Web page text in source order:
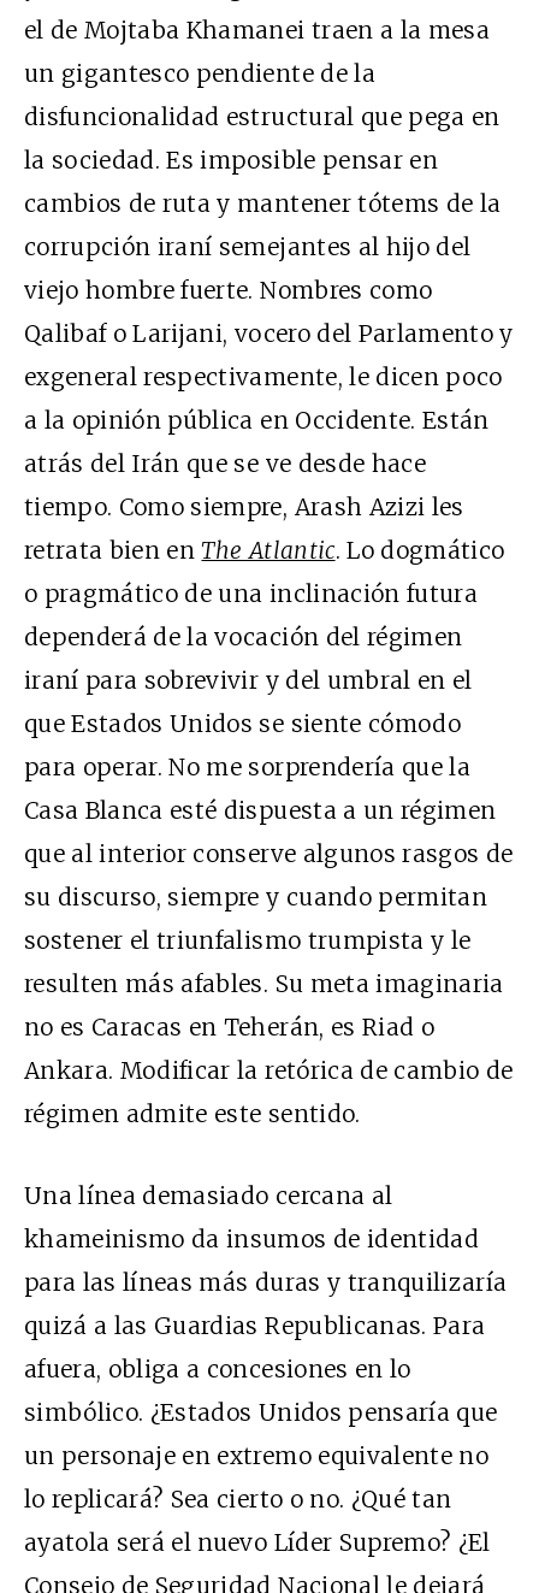
el de Mojtaba Khamanei traen a la mesa
un gigantesco pendiente de la
disfuncionalidad estructural que pega en
la sociedad. Es imposible pensar en
cambios de ruta y mantener tótems de la
corrupción iraní semejantes al hijo del
viejo hombre fuerte. Nombres como
Qalibaf o Larijani, vocero del Parlamento y
exgeneral respectivamente, le dicen poco
a la opinión pública en Occidente. Están
atrás del Irán que se ve desde hace
tiempo. Como siempre, Arash Azizi les
retrata bien enThe Atlantic. Lo dogmático
o pragmático de una inclinación futura
dependerá de la vocación del régimen
iraní para sobrevivir y del umbral en el
que Estados Unidos se siente cómodo
para operar. No me sorprendería que la
Casa Blanca esté dispuesta a un régimen
que al interior conserve algunos rasgos de
su discurso, siempre y cuando permitan
sostener el triunfalismo trumpista y le
resulten más afables. Su meta imaginaria
no es Caracas en Teherán, es Riad o
Ankara. Modificar la retórica de cambio de
régimen admite este sentido.
Una línea demasiado cercana al
khameinismo da insumos de identidad
para las líneas más duras y tranquilizaría
quizá a las Guardias Republicanas. Para
afuera, obliga a concesiones en lo
simbólico. ¿Estados Unidos pensaría que
un personaje en extremo equivalente no
lo replicará? Sea cierto o no. ¿Qué tan
ayatola será el nuevo Líder Supremo? ¿El
Consejo de Seguridad Nacional le dejará